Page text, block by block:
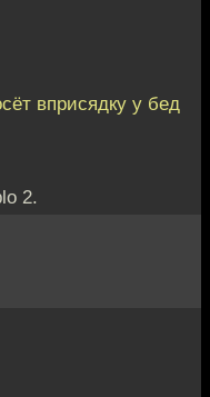
вприсядку у бед
2.